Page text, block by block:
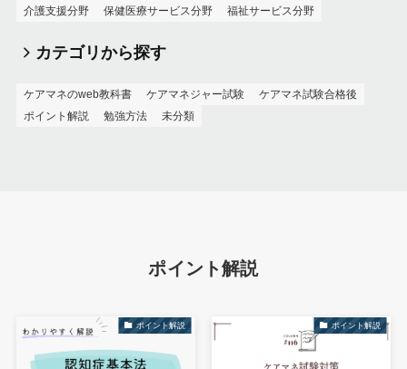
介護支援分野 保健医療サービス分野 福祉サービス分野
カテゴリから探す
ケアマネのweb教科書 ケアマネジャー試験
ケアマネ試験合格後
ポイント解説
勉強方法 未分類
ポイント解説
ポイント解説 ポイント解説